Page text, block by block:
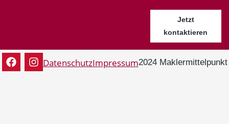
Jetzt
kontaktieren
DatenschutzImpressum2024 Maklermittelpunkt